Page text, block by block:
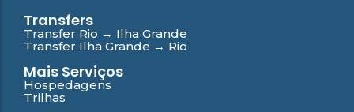
Transfers
Transfer Rio → Ilha Grande
Transfer Ilha Grande → Rio
Mais Serviços
Hospedagens
Trilhas